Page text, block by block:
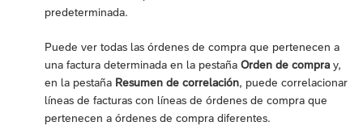
predeterminada.
Puede ver todas las órdenes de compra que pertenecen a
una factura determinada en la pestaña Orden de compra y,
en la pestaña Resumen de correlación, puede correlacionar
líneas de facturas con líneas de órdenes de compra que
pertenecen a órdenes de compra diferentes.